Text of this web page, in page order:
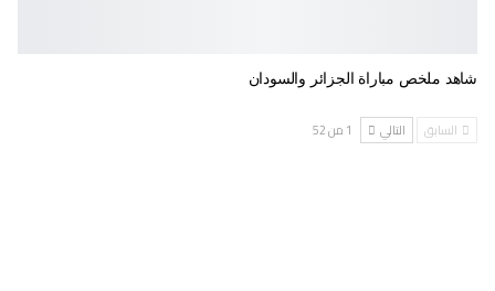
شاهد ملخص مباراة الجزائر والسودان
السابق التالي